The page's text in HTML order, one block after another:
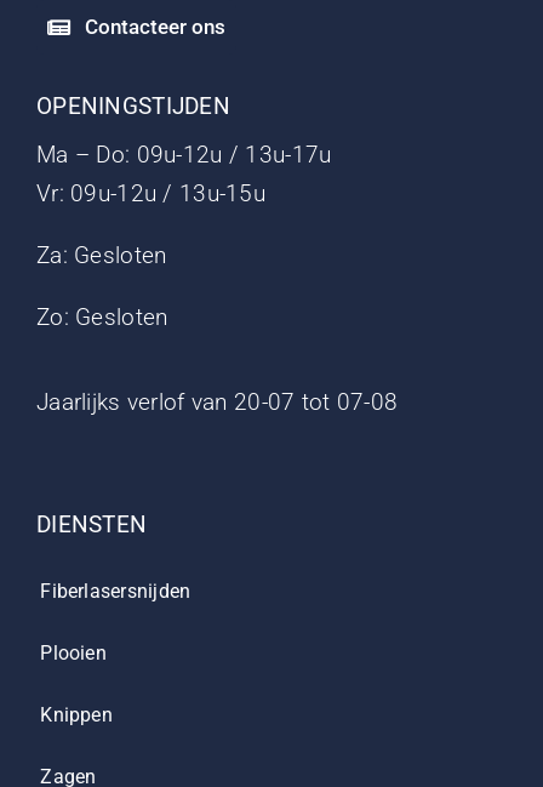
Contacteer ons
OPENINGSTIJDEN
Ma – Do: 09u-12u / 13u-17u
Vr: 09u-12u / 13u-15u
Za: Gesloten
Zo: Gesloten
Jaarlijks verlof van 20-07 tot 07-08
DIENSTEN
Fiberlasersnijden
Plooien
Knippen
Zagen